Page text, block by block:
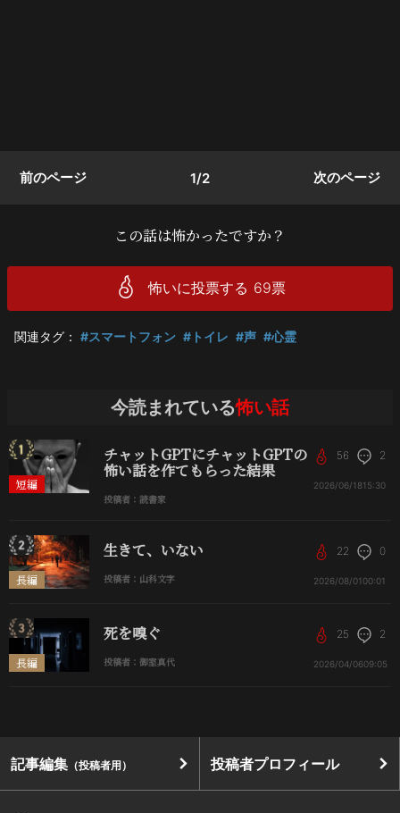
前のページ 次のページ
1/2
この話は怖かったですか？
怖いに投票する 69票
関連タグ： #スマートフォン #トイレ #声 #心霊
今読まれている怖い話
短編
チャットGPTにチャットGPTの
怖い話を作てもらった結果
投稿者：読書家
56 2
2026/06/1815:30
長編
生きて、いない
投稿者：山科文字
22 0
2026/08/01 00:01
長編
死を嗅ぐ
投稿者：御室真代
25 2
2026/04/0609:05
記事編集 （投稿者用） 投稿者プロフィール